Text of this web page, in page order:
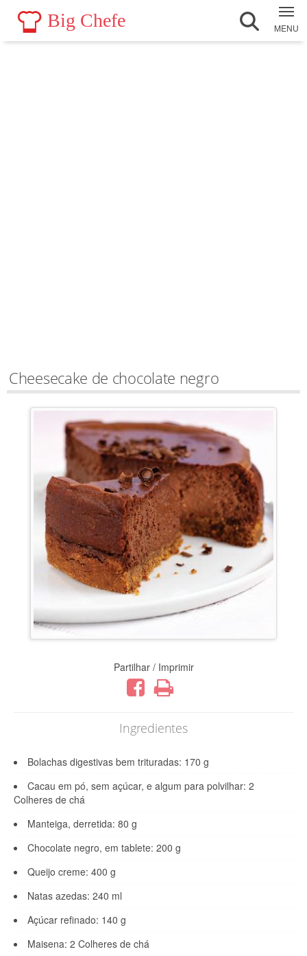
Big Chefe MENU
Cheesecake de chocolate negro
Partilhar / Imprimir
Ingredientes
Bolachas digestivas bem trituradas: 170 g
Cacau em pó, sem açúcar, e algum para polvilhar: 2
Colheres de chá
Manteiga, derretida: 80 g
Chocolate negro, em tablete: 200 g
Queijo creme: 400 g
Natas azedas: 240 ml
Açúcar refinado: 140 g
Maisena: 2 Colheres de chá